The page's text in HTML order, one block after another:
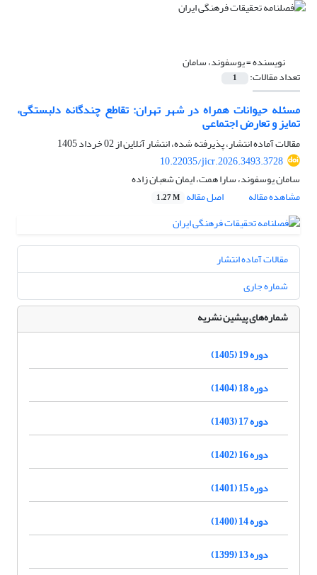
نویسنده =یوسفوند، سامان
تعداد مقالات: 1
مسئله حیوانات همراه در شهر تهران: تقاطع چندگانه دلبستگی،
تمایز و تعارض اجتماعی
مقالات آماده انتشار، پذیرفته شده، انتشار آنلاین از02 خرداد 1405
10.22035/jicr.2026.3493.3728
سامان یوسفوند، سارا همت، ایمان شعبان زاده
مشاهده مقاله
اصل مقاله 1.27 M
مقالات آماده انتشار
شماره جاری
شماره‌های پیشین نشریه
دوره 19 (1405)
دوره 18 (1404)
دوره 17 (1403)
دوره 16 (1402)
دوره 15 (1401)
دوره 14 (1400)
دوره 13 (1399)